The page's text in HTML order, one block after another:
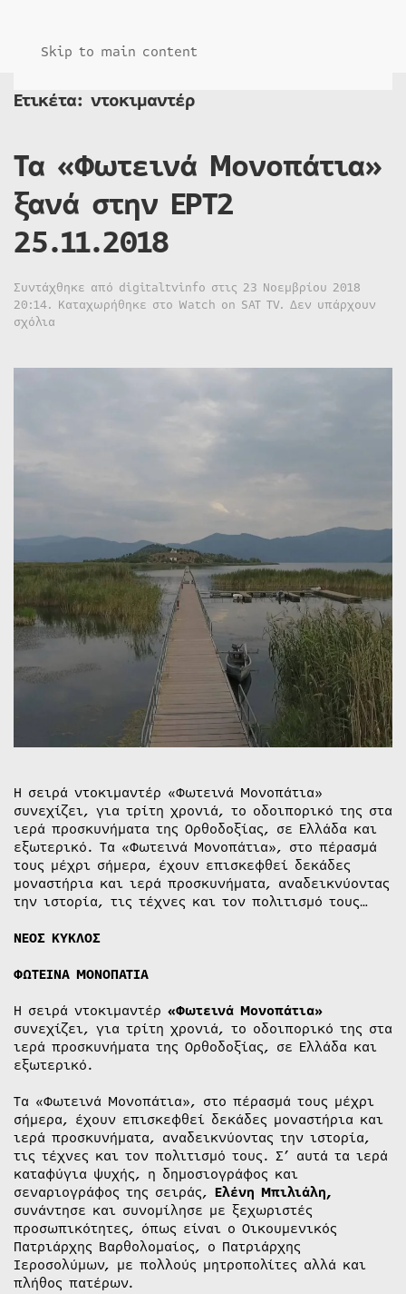
Skip to main content
Ετικέτα: ντοκιμαντέρ
Τα «Φωτεινά Μονοπάτια»
ξανά στην ΕΡΤ2
25.11.2018
Συντάχθηκε από digitaltvinfo στις 23 Νοεμβρίου 2018
20:14. Καταχωρήθηκε στο Watch on SAT TV. Δεν υπάρχουν
σχόλια
Μονοπάτια»
Η σειρά ντοκιμαντέρ «Φωτεινά Μονοπάτια»
συνεχίζει, για τρίτη χρονιά, το οδοιπορικό της στα
ιερά προσκυνήματα της Ορθοδοξίας, σε Ελλάδα και
εξωτερικό. Τα «Φωτεινά Μονοπάτια», στο πέρασμά
τους μέχρι σήμερα, έχουν επισκεφθεί δεκάδες
μοναστήρια και ιερά προσκυνήματα, αναδεικνύοντας
την ιστορία, τις τέχνες και τον πολιτισμό τους…
ΝΕΟΣ ΚΥΚΛΟΣ
ΦΩΤΕΙΝΑ ΜΟΝΟΠΑΤΙΑ
Η σειρά ντοκιμαντέρ «Φωτεινά Μονοπάτια»
συνεχίζει, για τρίτη χρονιά, το οδοιπορικό της στα
ιερά προσκυνήματα της Ορθοδοξίας, σε Ελλάδα και
εξωτερικό.
Τα «Φωτεινά Μονοπάτια», στο πέρασμά τους μέχρι
σήμερα, έχουν επισκεφθεί δεκάδες μοναστήρια και
ιερά προσκυνήματα, αναδεικνύοντας την ιστορία,
τις τέχνες και τον πολιτισμό τους. Σ’ αυτά τα ιερά
καταφύγια ψυχής, η δημοσιογράφος και
σεναριογράφος της σειράς, Ελένη Μπιλιάλη,
συνάντησε και συνομίλησε με ξεχωριστές
προσωπικότητες, όπως είναι ο Οικουμενικός
Πατριάρχης Βαρθολομαίος, ο Πατριάρχης
Ιεροσολύμων, με πολλούς μητροπολίτες αλλά και
πλήθος πατέρων.